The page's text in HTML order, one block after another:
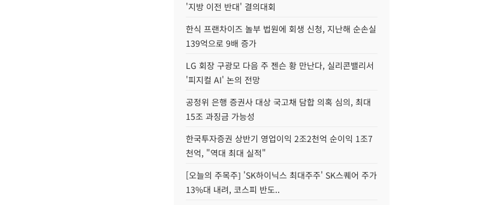
'지방 이전 반대' 결의대회
한식 프랜차이즈 놀부 법원에 회생 신청, 지난해 순손실
139억으로 9배 증가
LG 회장 구광모 다음 주 젠슨 황 만난다, 실리콘밸리서
'피지컬 AI' 논의 전망
공정위 은행 증권사 대상 국고채 담합 의혹 심의, 최대
15조 과징금 가능성
한국투자증권 상반기 영업이익 2조2천억 순이익 1조7
천억, "역대 최대 실적"
[오늘의 주목주] 'SK하이닉스 최대주주' SK스퀘어 주가
13%대 내려, 코스피 반도..